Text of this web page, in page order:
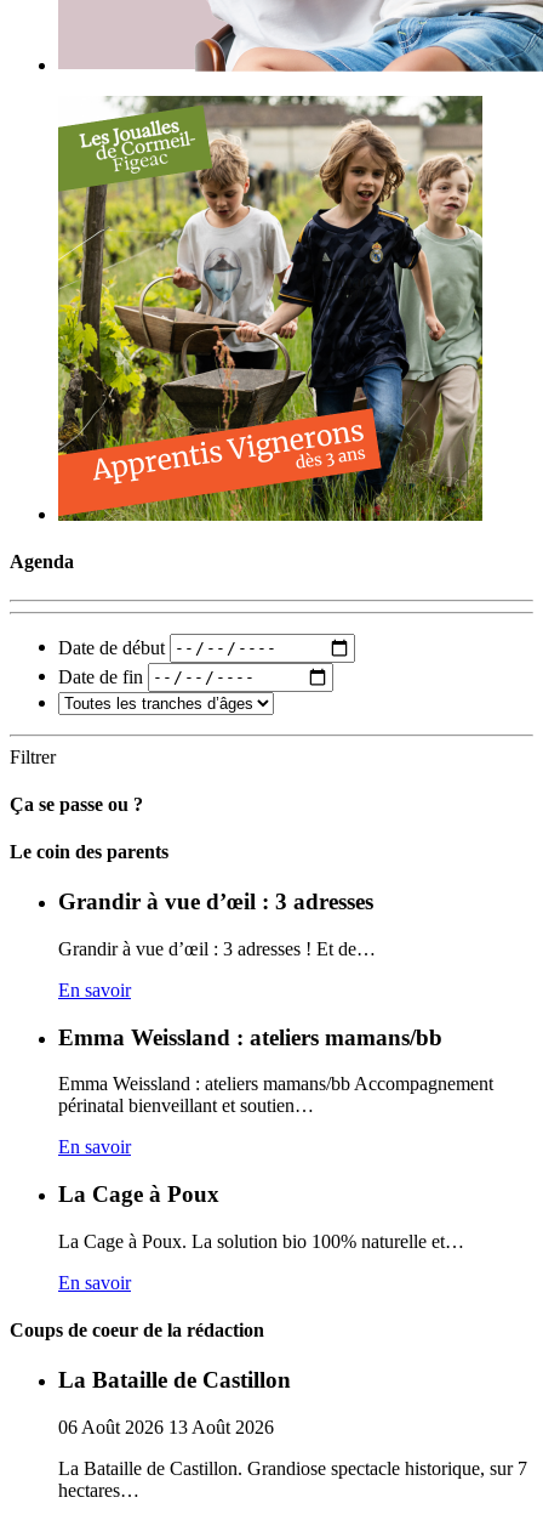
Agenda
Date de début
Date de fin
Filtrer
Ça se passe ou ?
Carto
Le coin des parents
Grandir à vue d’œil : 3 adresses
Grandir à vue d’œil : 3 adresses ! Et de…
En savoir
Emma Weissland : ateliers mamans/bb
Emma Weissland : ateliers mamans/bb Accompagnement
périnatal bienveillant et soutien…
En savoir
La Cage à Poux
La Cage à Poux. La solution bio 100% naturelle et…
En savoir
Coups de coeur de la rédaction
La Bataille de Castillon
06 Août 2026 13 Août 2026
La Bataille de Castillon. Grandiose spectacle historique, sur 7
hectares…